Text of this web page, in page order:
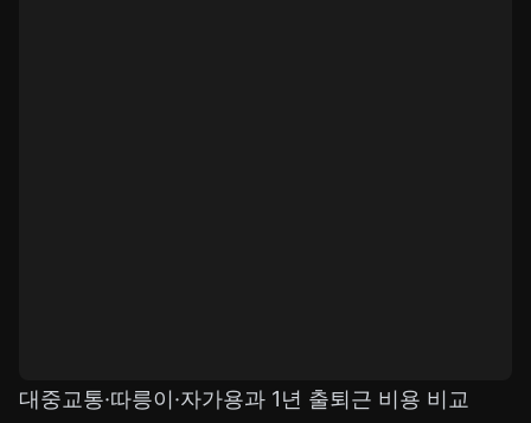
대중교통·따릉이·자가용과 1년 출퇴근 비용 비교